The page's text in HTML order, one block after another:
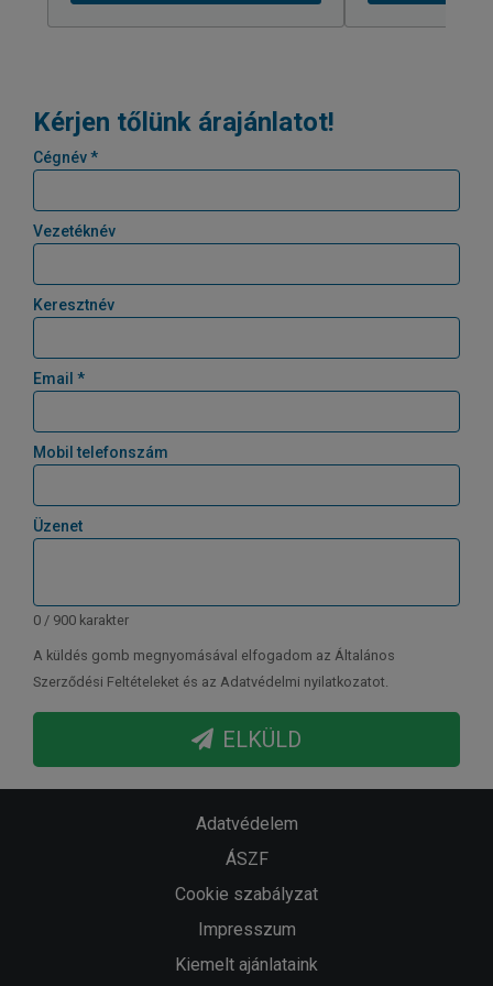
Kérjen tőlünk árajánlatot!
Cégnév *
Vezetéknév
Keresztnév
Email *
Mobil telefonszám
Üzenet
0 / 900 karakter
A küldés gomb megnyomásával elfogadom az Általános
Szerződési Feltételeket és az Adatvédelmi nyilatkozatot.
ELKÜLD
Adatvédelem
ÁSZF
Cookie szabályzat
Impresszum
Kiemelt ajánlataink